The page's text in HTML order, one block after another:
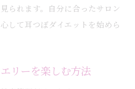
られます。自分に合ったサロン
して耳つぼダイエットを始めら
リーを楽しむ方法